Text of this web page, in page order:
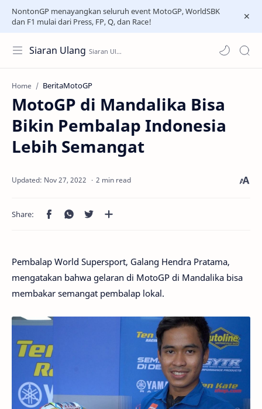
NontonGP menayangkan seluruh event MotoGP, WorldSBK
dan F1 mulai dari Press, FP, Q, dan Race!
Siaran Ulang
Home BeritaMotoGP
MotoGP di Mandalika Bisa
Bikin Pembalap Indonesia
Lebih Semangat
2 min read
Pembalap World Supersport, Galang Hendra Pratama,
mengatakan bahwa gelaran di MotoGP di Mandalika bisa
membakar semangat pembalap lokal.